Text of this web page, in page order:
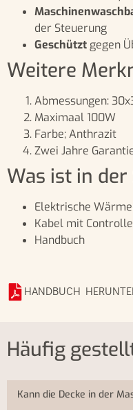
der Steuerung
Geschützt gegen
Weitere
Abmessungen:
Maximaal 100W
Farbe; Anthrazit
Zwei Jahre
Was ist in der
Elektrische
Kabel mit
Handbuch
HANDBUCH
Häufig
Kann die Decke in der